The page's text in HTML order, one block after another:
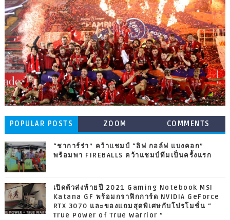
POPULAR POSTS ZOOM COMMENTS
“ชาการ์ร่า” คว้าแชมป์ “ลิฟ กอล์ฟ แบงคอก”
พร้อมพา FIREBALLS คว้าแชมป์ทีมเป็นครั้งแรก
เปิดตัวส่งท้ายปี 2021 Gaming Notebook MSI
Katana GF พร้อมกราฟิกการ์ด NVIDIA GeForce
RTX 3070 และของแถมสุดพิเศษกับโปรโมชั่น “
True Power of True Warrior ”